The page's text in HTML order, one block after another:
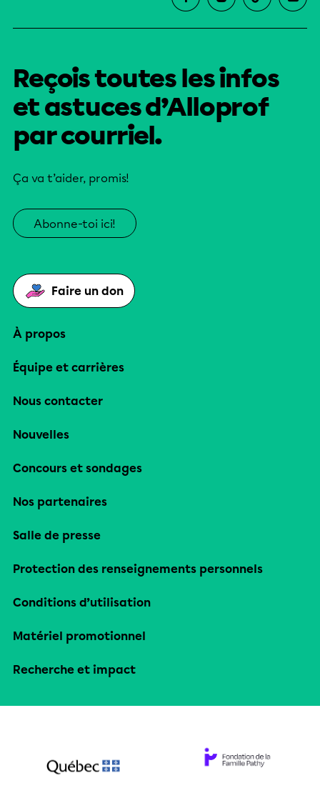
Reçois toutes les infos
et astuces d’Alloprof
par courriel.
Ça va t’aider, promis!
Abonne-toi ici!
Faire un don
À propos
Équipe et carrières
Nous contacter
Nouvelles
Concours et sondages
Nos partenaires
Salle de presse
Protection des renseignements personnels
Conditions d’utilisation
Matériel promotionnel
Recherche et impact